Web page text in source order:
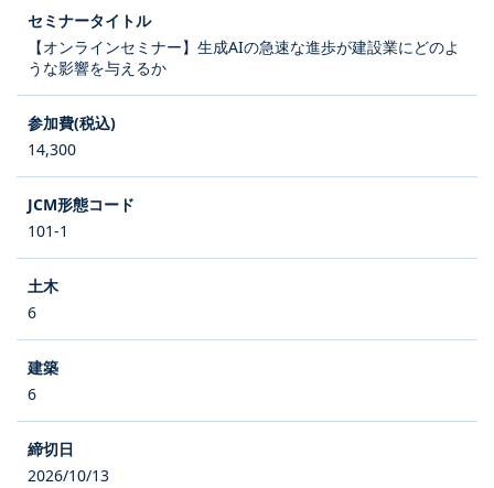
【オンラインセミナー】生成AIの急速な進歩が建設業にどのよ
うな影響を与えるか
14,300
101-1
6
6
2026/10/13